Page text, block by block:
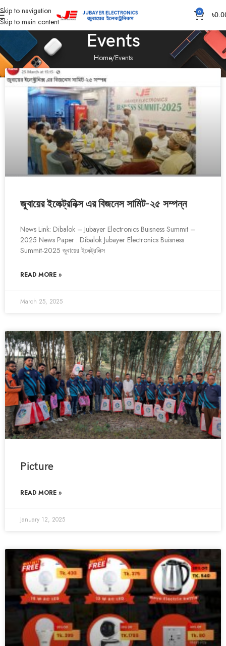
Skip to navigation
Skip to main content
0 ৳
Events
Home Events
জুবায়ের ইলেক্ট্রনিক্স এর বিজনেস সামিট-২৫ সম্পন্ন
News Link: Dibalok – Jubayer Electronics Buisness Summit –
2025 News Paper : Dibalok Jubayer Electronics Buisness
Summit-2025 জুবায়ের ইলেক্ট্রনিক্স
READ MORE »
March 25, 2025
Picture
READ MORE »
January 12, 2025